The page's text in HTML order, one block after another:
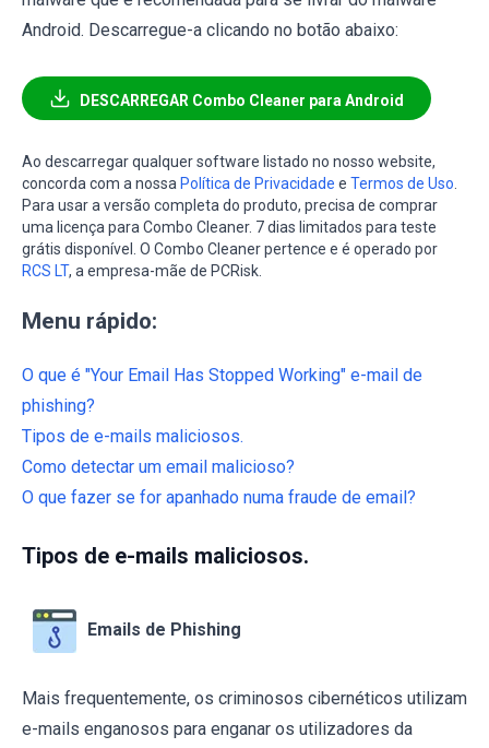
Android. Descarregue-a clicando no botão abaixo:
DESCARREGAR Combo Cleaner para Android
Ao descarregar qualquer software listado no nosso website,
concorda com a nossa Política de Privacidade e Termos de Uso
Para usar a versão completa do produto, precisa de comprar
uma licença para Combo Cleaner. 7 dias limitados para teste
grátis disponível. O Combo Cleaner pertence e é operado por
RCS LT, a empresa-mãe de PCRisk.
Menu rápido:
O que é "Your Email Has Stopped Working" e-mail de
phishing?
Tipos de e-mails maliciosos.
Como detectar um email malicioso?
O que fazer se for apanhado numa fraude de email?
Tipos de e-mails maliciosos.
Emails de Phishing
Mais frequentemente, os criminosos cibernéticos utilizam
e-mails enganosos para enganar os utilizadores da